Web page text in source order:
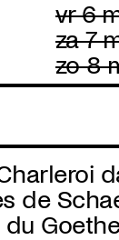
vr 6
za 7
zo 8
de
du